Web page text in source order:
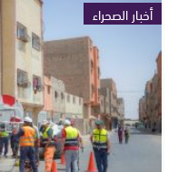
أخبار الصحراء